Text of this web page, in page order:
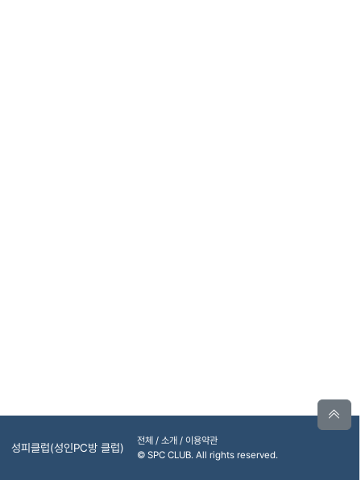
성피클럽(성인PC방 클럽)
전체 / 소개 / 이용약관
© SPC CLUB. All rights reserved.